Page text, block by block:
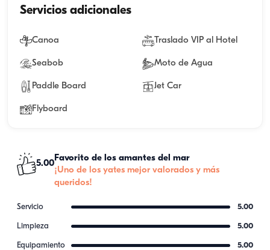
Servicios adicionales
Canoa Traslado VIP al Hotel
Seabob Moto de Agua
Paddle Board Jet Car
Flyboard
5.00
Favorito de los amantes del mar
¡Uno de los yates mejor valorados y más
queridos!
Servicio 5.00
Limpieza 5.00
Equipamiento 5.00